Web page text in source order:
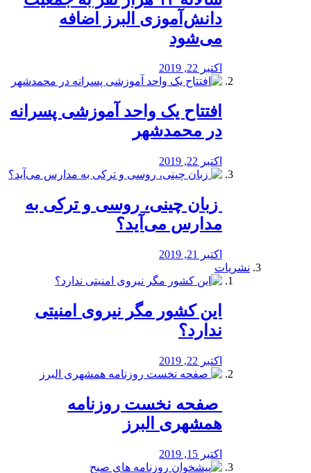
دانش‌آموزی البرز اضافه
می‌شود
اکتبر 22, 2019
افتتاح یک واحد آموزشی پسرانه
در محمدشهر
اکتبر 22, 2019
️ زبان چینی، روسی و ترکی به
مدارس می‌آید؟
اکتبر 21, 2019
نشریات
این کشور مگر نیروی امنیتی
ندارد؟
اکتبر 22, 2019
️ صفحه نخست روزنامه‌
همشهری البرز
اکتبر 15, 2019